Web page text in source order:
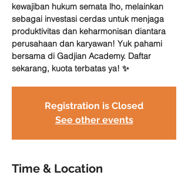
kewajiban hukum semata lho, melainkan
sebagai investasi cerdas untuk menjaga
produktivitas dan keharmonisan diantara
perusahaan dan karyawan! Yuk pahami
bersama di Gadjian Academy. Daftar
sekarang, kuota terbatas ya! ✨
Registration is Closed
See other events
Time & Location